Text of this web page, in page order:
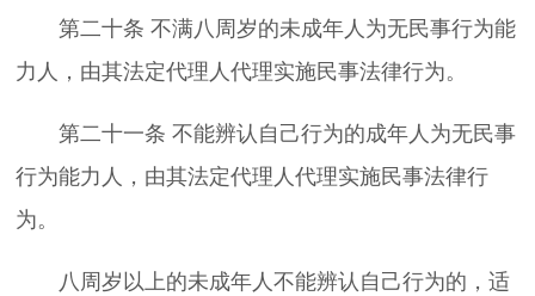
第二十条 不满八周岁的未成年人为无民事行为能
力人，由其法定代理人代理实施民事法律行为。
第二十一条 不能辨认自己行为的成年人为无民事
行为能力人，由其法定代理人代理实施民事法律行
为。
八周岁以上的未成年人不能辨认自己行为的，适